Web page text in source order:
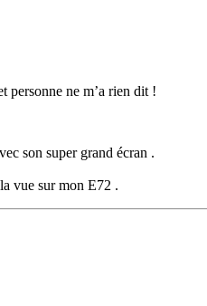
personne ne m’a rien dit !
son super grand écran .
vue sur mon E72 .